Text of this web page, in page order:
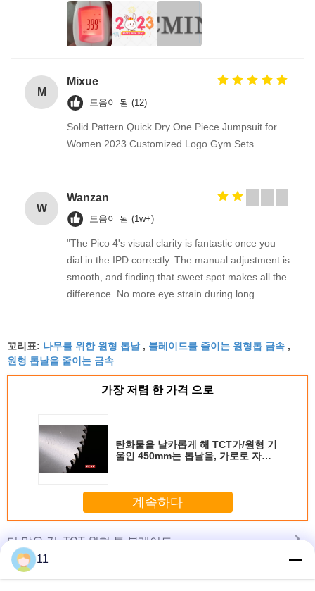
M
Mixue
도움이 됨 (12)
Solid Pattern Quick Dry One Piece Jumpsuit for
Women 2023 Customized Logo Gym Sets
W
Wanzan
도움이 됨 (1w+)
"The Pico 4's visual clarity is fantastic once you
dial in the IPD correctly. The manual adjustment is
smooth, and finding that sweet spot makes all the
difference. No more eye strain during long
fantastic once you dial in the IPD correctly. The
manual adjustment is smooth, and finding that
sweet spot makes all the difference. No more eye
strain during long sessions. Highly recommend
visual clarity is fantastic once you dial in the IPD
correctly. The manual adjustment is smooth, and
finding that sweet spot makes all the difference.
recommend taking the time to set it up
properly!""The Pico 4's visual clarity is fantastic
during long sessions. Highly r
꼬리표: 나무를 위한 원형 톱날, 블레이드를 줄이는 원형톱 금속 ,
원형 톱날을 줄이는 금속
가장 저렴 한 가격 으로
탄화물을 날카롭게 해 TCT가/원형 기
울인 450mm는 톱날을, 가로로 자르
계속하다
더 많은 것TCT 원형 톱 블레이드
11